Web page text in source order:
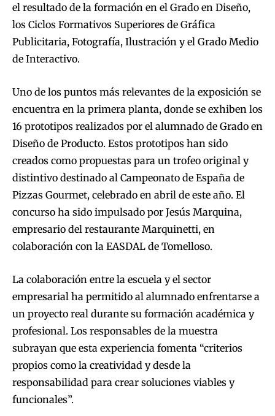
el resultado de la formación en el Grado en Diseño,
los Ciclos Formativos Superiores de Gráfica
Publicitaria, Fotografía, Ilustración y el Grado Medio
de Interactivo.
Uno de los puntos más relevantes de la exposición se
encuentra en la primera planta, donde se exhiben los
16 prototipos realizados por el alumnado de Grado en
Diseño de Producto. Estos prototipos han sido
creados como propuestas para un trofeo original y
distintivo destinado al Campeonato de España de
Pizzas Gourmet, celebrado en abril de este año. El
concurso ha sido impulsado por Jesús Marquina,
empresario del restaurante Marquinetti, en
colaboración con la EASDAL de Tomelloso.
La colaboración entre la escuela y el sector
empresarial ha permitido al alumnado enfrentarse a
un proyecto real durante su formación académica y
profesional. Los responsables de la muestra
subrayan que esta experiencia fomenta “criterios
propios como la creatividad y desde la
responsabilidad para crear soluciones viables y
funcionales”.